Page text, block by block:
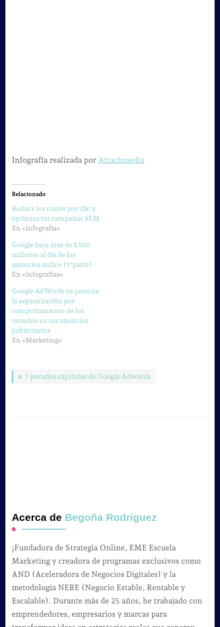
Infografía realizada por Attachmedia
Relacionado
Reduce los costes por clic y
optimiza tus campañas SEM
En «Infografia»
Google hace más de $ 100
millones al día de los
anuncios online (1ºparte)
En «Infografías»
Google AdWords ya permite
la segmentación por
comportamiento de los
usuarios en sus anuncios
publicitarios
En «Marketing»
7 pecados capitales de Google Adwords
Acerca de Begoña Rodríguez
¡Fundadora de Strategia Online, EME Escuela
Marketing y creadora de programas exclusivos como
AND (Aceleradora de Negocios Digitales) y la
metodología NERE (Negocio Estable, Rentable y
Escalable). Durante más de 25 años, he trabajado con
emprendedores, empresarios y marcas para